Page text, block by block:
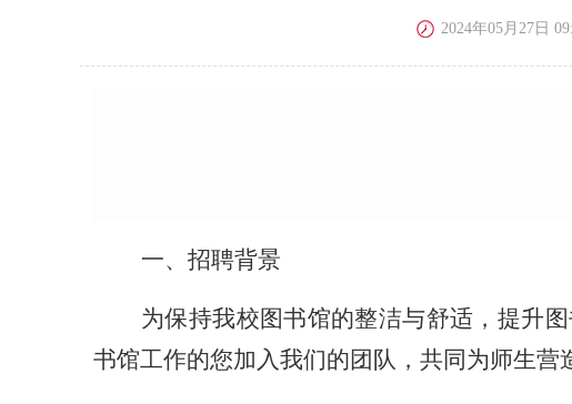
2024年05月27日
一、招聘背景
为保持我校图书馆的整洁与舒适，提升
书馆工作的您加入我们的团队，共同为师生营